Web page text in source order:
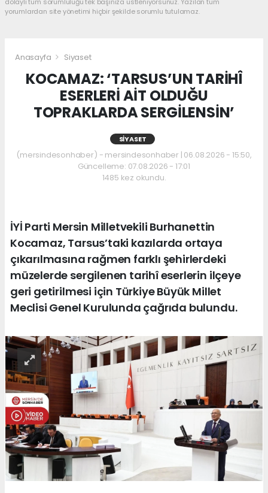
dolaylı tüm sorumluluğu tek başınıza üstleniyorsunuz. Yazılan tüm
yorumlardan site yönetimi hiçbir şekilde sorumlu tutulamaz.
Anasayfa Siyaset
KOCAMAZ: ‘TARSUS’UN TARİHÎ
ESERLERİ AİT OLDUĞU
TOPRAKLARDA SERGİLENSİN’
SIYASET
(mersindesonhaber) - mersindesonhaber | 06.08.2026 - 15:50,
Güncelleme: 07.08.2026 - 17:01
1485 kez okundu.
İYİ Parti Mersin Milletvekili Burhanettin
Kocamaz, Tarsus’taki kazılarda ortaya
çıkarılmasına rağmen farklı şehirlerdeki
müzelerde sergilenen tarihî eserlerin ilçeye
geri getirilmesi için Türkiye Büyük Millet
Meclisi Genel Kurulunda çağrıda bulundu.